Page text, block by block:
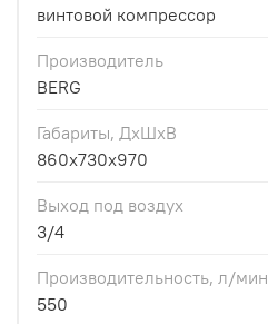
винтовой компрессор
Производитель
BERG
Габариты, ДхШхВ
860x730x970
Выход под воздух
3/4
Производительность, л/мин
550